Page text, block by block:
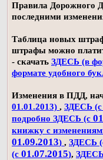
Правила Дорожного
последними
Таблица новых
штрафы можно
- скачать ЗДЕСЬ (в
формате удобного
Изменения в ПДД,
01.01.2013) , ЗДЕСЬ (с
подробно ЗДЕСЬ (с
книжку с
01.09.2013) , ЗДЕСЬ
(с 01.07.2015),